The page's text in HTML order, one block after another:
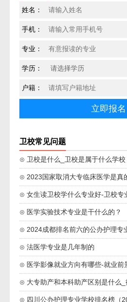
姓名：
手机：
专业：
学历：
户籍：
卫校常见问题
⊙ 卫校是什么_卫校是属于什么学校
⊙ 2023国家取消大专临床医学是真
⊙ 女生读卫校学什么专业好-卫校专
⊙ 医学实验技术专业是干什么的？
⊙ 2024成都排名前六的公办护理专
⊙ 法医学专业是几年制的
⊙ 医学影像就业方向有哪些-就业前
⊙ 大专助产和本科助产区别是什么
⊙ 四川公办护理专业学校排名榜（